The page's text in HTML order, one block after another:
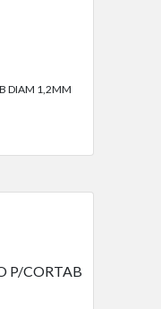
DIAM 1,2MM